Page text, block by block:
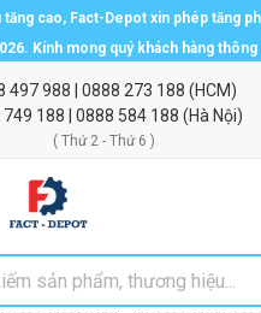
tăng cao, Fact-Depot xin phép tăng
Kính mong quý khách hàng thông
497 988 0888 273 188 (HCM)
188
0888 584 188 (Hà Nội)
( Thứ 2 - Thứ 6 )